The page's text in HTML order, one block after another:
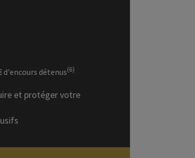
d'encours détenus(6)
et protéger votre